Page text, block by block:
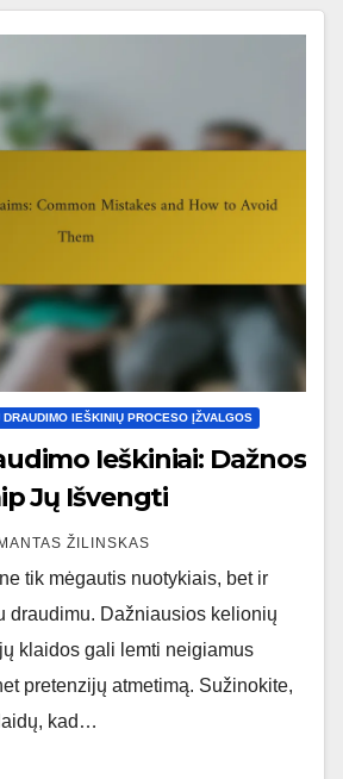
IEŠKINIŲ PROCESO ĮŽVALGOS
Ieškiniai: Dažnos
Jų Išvengti
MANTAS ŽILINSKAS
tik mėgautis nuotykiais, bet ir
draudimu. Dažniausios kelionių
klaidos gali lemti neigiamus
pretenzijų atmetimą. Sužinokite,
kad…